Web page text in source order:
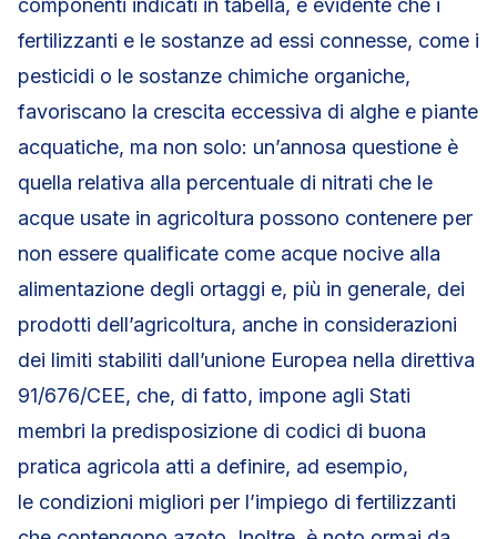
componenti indicati in tabella, è evidente che i
fertilizzanti e le sostanze ad essi connesse, come i
pesticidi o le sostanze chimiche organiche,
favoriscano la crescita eccessiva di alghe e piante
acquatiche, ma non solo: un’annosa questione è
quella relativa alla percentuale di nitrati che le
acque usate in agricoltura possono contenere per
non essere qualificate come acque nocive alla
alimentazione degli ortaggi e, più in generale, dei
prodotti dell’agricoltura, anche in considerazioni
dei limiti stabiliti dall’unione Europea nella direttiva
91/676/CEE, che, di fatto, impone agli Stati
membri la predisposizione di codici di buona
pratica agricola atti a definire, ad esempio,
le condizioni migliori per l’impiego di fertilizzanti